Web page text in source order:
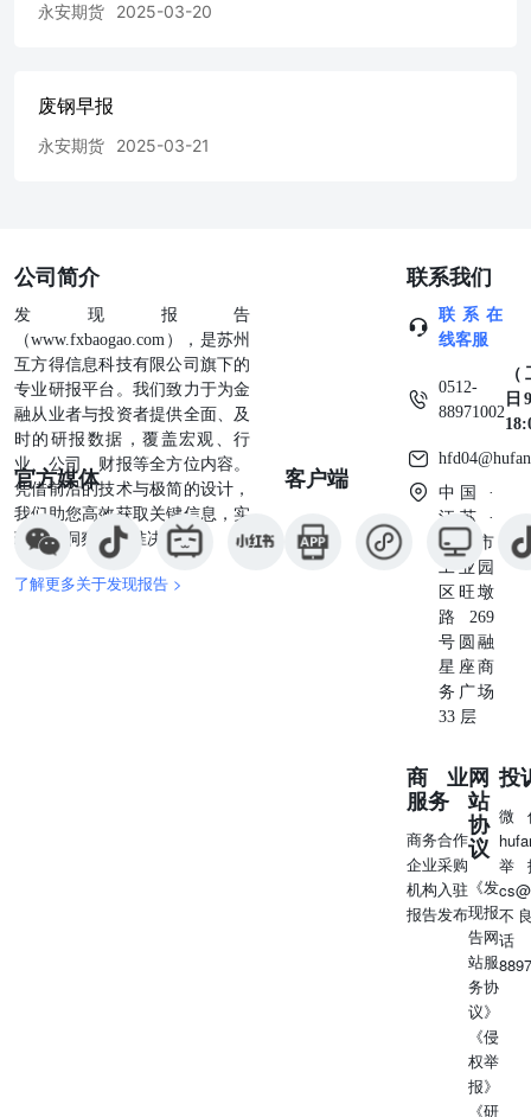
永安期货 2025-03-20
废钢早报
永安期货 2025-03-21
公司简介
发现报告
（www.fxbaogao.com），是苏州
互方得信息科技有限公司旗下的
专业研报平台。我们致力于为金
融从业者与投资者提供全面、及
时的研报数据，覆盖宏观、行
业、公司、财报等全方位内容。
凭借前沿的技术与极简的设计，
我们助您高效获取关键信息，实
现深度洞察与精准决策。
了解更多关于发现报告 >
官方媒体 客户端
联系我们
联系在
线客服
0512-
88971002
日
中国 ·
江苏 ·
苏州市
工业园
区旺墩
路269
号圆融
星座商
务广场
33 层
商业
服务
商务合作
企业采购
机构入驻
报告发布
网
站
协
议
《发
现报
告网
站服
务协
议》
《侵
权举
报》
《研
投
微
举
不